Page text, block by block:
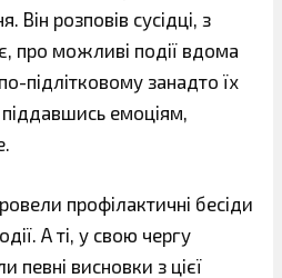
Він розповів сусідці, з
про можливі події вдома
підлітковому занадто їх
емоціям,
профілактичні бесіди
А ті, у свою чергу
певні висновки з цієї